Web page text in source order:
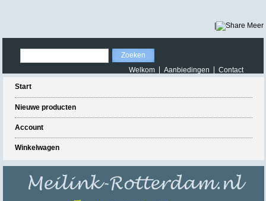
Meer
Welkom Aanbiedingen
Contact
Start
Nieuwe producten
Account
Winkelwagen